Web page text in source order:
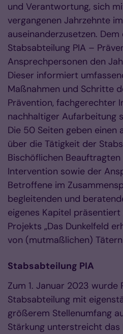
und Verantwortung, sich
vergangenen Jahrzehnte
auseinanderzusetzen.
Stabsabteilung PIA –
Ansprechpersonen den
Dieser informiert
Maßnahmen und Schritte
Prävention, fachgerechter
nachhaltiger Aufarbeitung
Die 50 Seiten geben einen
über die Tätigkeit der
Bischöflichen
Intervention sowie der
Betroffene im
begleitenden und
eigenes Kapitel
Projekts „Das Dunkelfeld
von (mutmaßlichen)
Stabsabteilung PIA
Zum 1. Januar 2023 wurde
Stabsabteilung mit
größerem Stellenumfang
Stärkung unterstreicht das